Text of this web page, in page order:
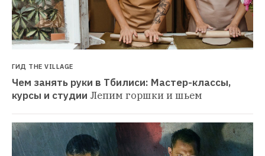
ГИД THE VILLAGE
Чем занять руки в Тбилиси: Мастер-классы,
курсы и студии Лепим горшки и шьем